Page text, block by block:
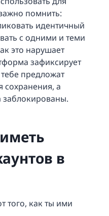
помнить:
идентичный
с одними и теми
это нарушает
зафиксирует
предложат
сохранения, а
заблокированы.
в
того, как ты ими